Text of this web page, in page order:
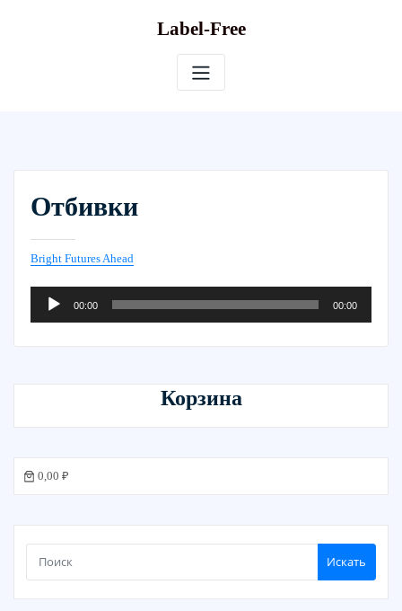
Label-Free
Отбивки
Bright Futures Ahead
Аудиоплеер
00:00 00:00
Корзина
0,00 ₽
Искать